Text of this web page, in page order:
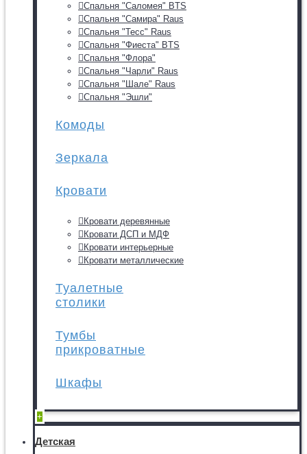
Спальня "Саломея" BTS
Спальня "Самира" Raus
Спальня "Тесс" Raus
Спальня "Фиеста" BTS
Спальня "Флора"
Спальня "Чарли" Raus
Спальня "Шале" Raus
Спальня "Эшли"
Комоды
Зеркала
Кровати
Кровати деревянные
Кровати ДСП и МДФ
Кровати интерьерные
Кровати металлические
Туалетные
столики
Тумбы
прикроватные
Шкафы
+
Детская